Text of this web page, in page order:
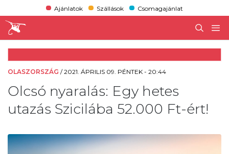
Ajánlatok Szállások Csomagajánlat
OLASZORSZÁG /2021. ÁPRILIS 09. PÉNTEK - 20:44
Olcsó nyaralás: Egy hetes
utazás Szicilába 52.000 Ft-ért!